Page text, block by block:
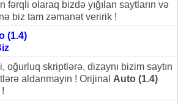
fərqli olaraq bizdə yığılan saytların və
biz tam zəmanət veririk !
(1.4)
oğurluq skriptlərə, dizaynı bizim saytın
aldanmayın ! Orijinal Auto (1.4)